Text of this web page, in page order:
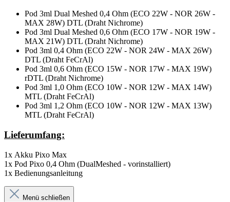
Pod 3ml Dual Meshed 0,4 Ohm (ECO 22W - NOR 26W -
MAX 28W) DTL (Draht Nichrome)
Pod 3ml Dual Meshed 0,6 Ohm (ECO 17W - NOR 19W -
MAX 21W) DTL (Draht Nichrome)
Pod 3ml 0,4 Ohm (ECO 22W - NOR 24W - MAX 26W)
DTL (Draht FeCrAl)
Pod 3ml 0,6 Ohm (ECO 15W - NOR 17W - MAX 19W)
rDTL (Draht Nichrome)
Pod 3ml 1,0 Ohm (ECO 10W - NOR 12W - MAX 14W)
MTL (Draht FeCrAl)
Pod 3ml 1,2 Ohm (ECO 10W - NOR 12W - MAX 13W)
MTL (Draht FeCrAl)
Lieferumfang:
1x Akku Pixo Max
1x Pod Pixo 0,4 Ohm (DualMeshed - vorinstalliert)
1x Bedienungsanleitung
Menü schließen